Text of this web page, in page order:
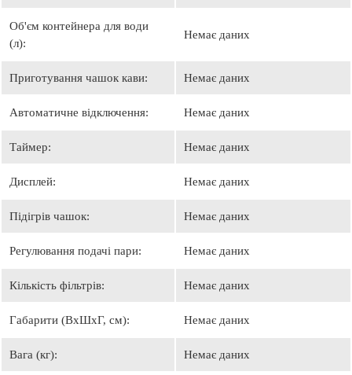
Об'єм контейнера для води
(л):
Немає даних
Приготування чашок кави: Немає даних
Автоматичне відключення: Немає даних
Таймер: Немає даних
Дисплей: Немає даних
Підігрів чашок: Немає даних
Регулювання подачі пари: Немає даних
Кількість фільтрів: Немає даних
Габарити (ВхШхГ, см): Немає даних
Вага (кг): Немає даних